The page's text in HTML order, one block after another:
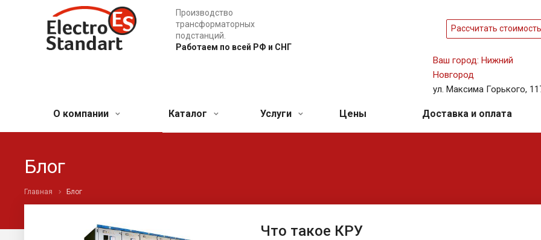
Производство
трансформаторных
подстанций.
Работаем по всей РФ и СНГ
Рассчитать стоимость
Ваш город: Нижний
Новгород
ул. Максима Горького,
О компании Каталог Услуги Цены Доставка и оплата
Блог
Главная Блог
Что такое КРУ